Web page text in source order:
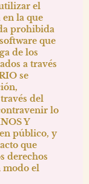
el
la que
prohibida
que
de los
a través
se
del
lo
Y
público, y
que
derechos
modo el